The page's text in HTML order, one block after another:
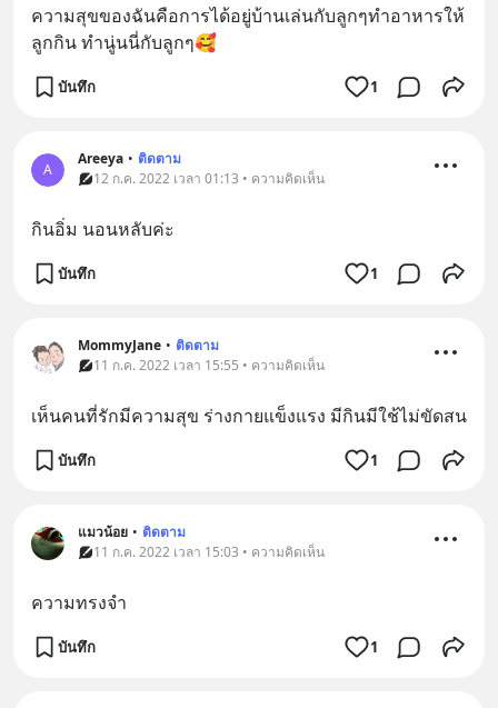
ความสุขของฉันคือการได้อยู่บ้านเล่นกับลูกๆทำอาหารให้
ลูกกิน ทำนู่นนี่กับลูกๆ🥰
บันทึก 1
A
Areeya • ติดตาม
12 ก.ค. 2022 เวลา 01:13 • ความคิดเห็น
กินอิ่ม นอนหลับค่ะ
บันทึก 1
MommyJane • ติดตาม
11 ก.ค. 2022 เวลา 15:55 • ความคิดเห็น
เห็นคนที่รักมีความสุข ร่างกายแข็งแรง มีกินมีใช้ไม่ขัดสน
บันทึก 1
แมวน้อย • ติดตาม
11 ก.ค. 2022 เวลา 15:03 • ความคิดเห็น
ความทรงจำ
บันทึก 1